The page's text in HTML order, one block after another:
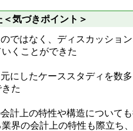
気づきポイント＞
ではなく、ディスカッショ
くことができた
にしたケーススタディを数
た
計上の特性や構造について
界の会計上の特性も際立ち